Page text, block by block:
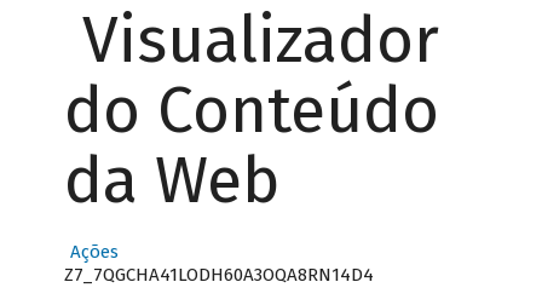
Visualizador
do Conteúdo
da Web
Ações
Z7_7QGCHA41LODH60A3OQA8RN14D4